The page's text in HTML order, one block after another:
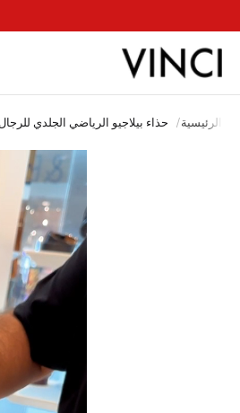
الرئيسية/ حذاء بيلاجيو الرياضي الجلدي